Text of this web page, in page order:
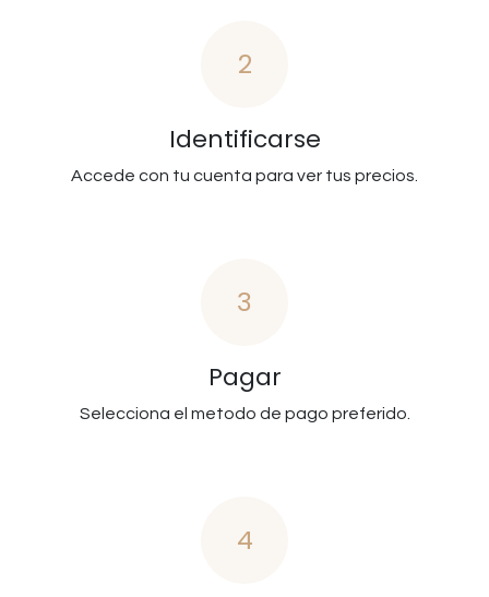
2
Identificarse
Accede con tu cuenta para ver tus precios.
3
Pagar
Selecciona el metodo de pago preferido.
4